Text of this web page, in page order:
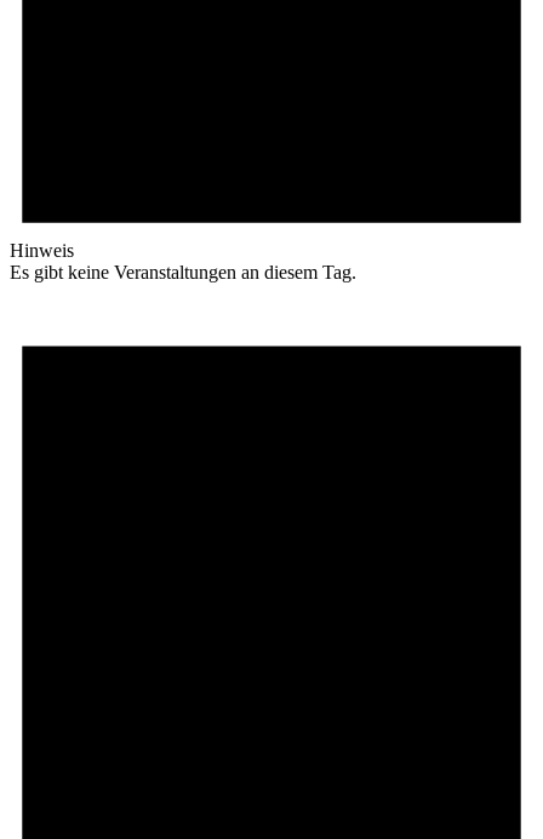
Hinweis
Es gibt keine Veranstaltungen an diesem Tag.